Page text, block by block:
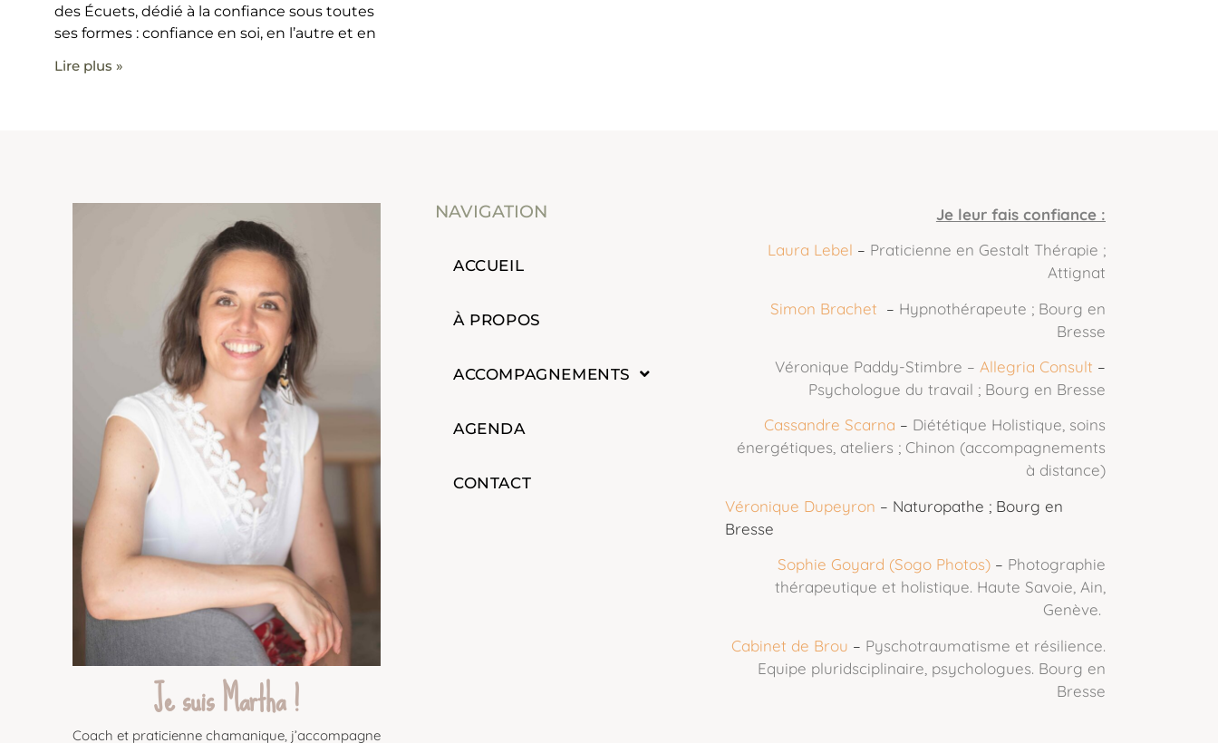
des Écuets, dédié à la confiance sous toutes
ses formes : confiance en soi, en l’autre et en
Lire plus »
Je suis Martha !
Coach et praticienne chamanique, j’accompagne
NAVIGATION
ACCUEIL
À PROPOS
ACCOMPAGNEMENTS
AGENDA
CONTACT
Je leur fais confiance :
Laura Lebel – Praticienne en Gestalt Thérapie ;
Attignat
Simon Brachet – Hypnothérapeute ; Bourg en
Bresse
Véronique Paddy-Stimbre – Allegria Consult –
Psychologue du travail ; Bourg en Bresse
Cassandre Scarna – Diététique Holistique, soins
énergétiques, ateliers ; Chinon (accompagnements
à distance)
Véronique Dupeyron – Naturopathe ; Bourg en
Bresse
Sophie Goyard (Sogo Photos)– Photographie
thérapeutique et holistique. Haute Savoie, Ain,
Genève.
Cabinet de Brou – Pyschotraumatisme et résilience.
Equipe pluridsciplinaire, psychologues. Bourg en
Bresse